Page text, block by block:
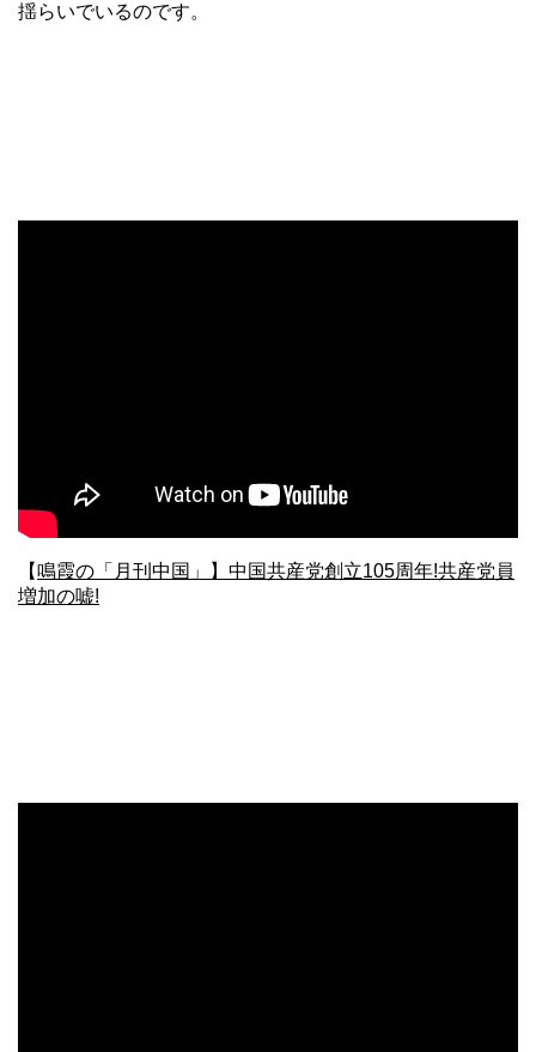
揺らいでいるのです。
【鳴霞の「月刊中国」】中国共産党創立105周年!共産党員
増加の嘘!